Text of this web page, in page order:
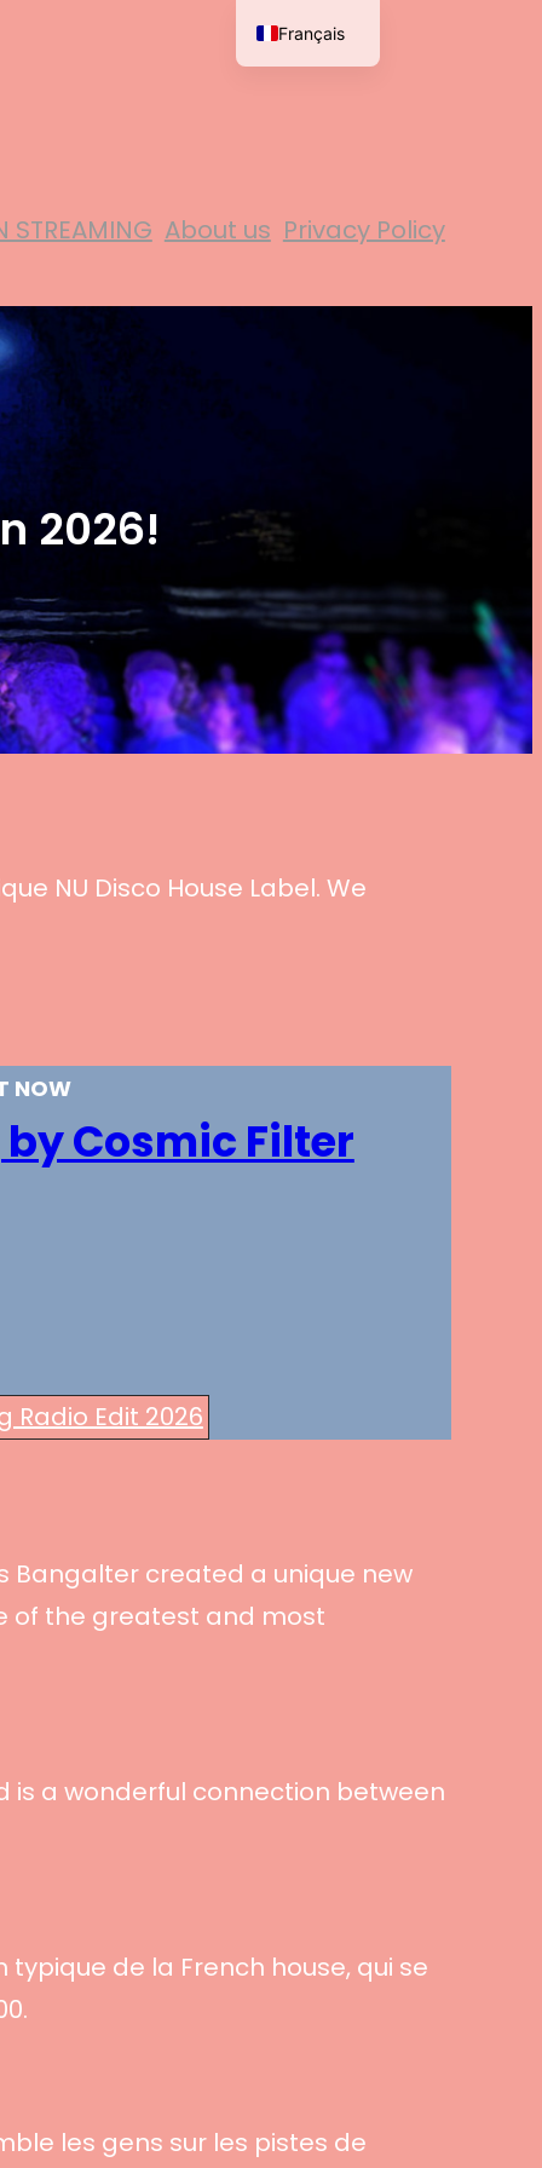
STREAMING About us Privacy Policy
2026!
NU Disco House Label. We
NOW
Cosmic Filter
Radio Edit 2026
Bangalter created a unique new
of the greatest and most
is a wonderful connection between
de la French house, qui se
les gens sur les pistes de
Français
English